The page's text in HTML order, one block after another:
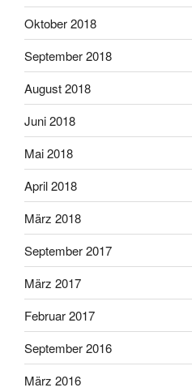
Oktober 2018
September 2018
August 2018
Juni 2018
Mai 2018
April 2018
März 2018
September 2017
März 2017
Februar 2017
September 2016
März 2016